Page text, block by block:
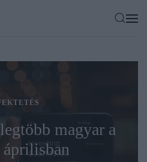
magyar a
áprilisban